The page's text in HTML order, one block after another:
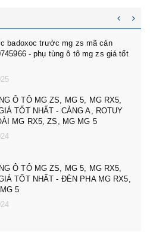
badoxoc trước mg zs mã cản
- phụ tùng ô tô mg zs giá tốt
Ô TÔ MG ZS, MG 5, MG RX5,
TỐT NHẤT - CÀNG A, ROTUY
MG RX5, ZS, MG MG 5
Ô TÔ MG ZS, MG 5, MG RX5,
TỐT NHẤT - ĐÈN PHA MG RX5,
5